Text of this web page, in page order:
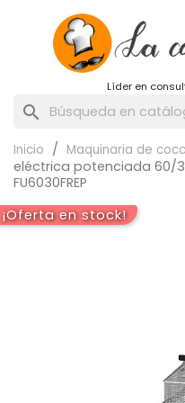
Líder en
search
Inicio Maquinaria de
eléctrica potenciada 60/
FU6030FREP
¡Oferta en stock!